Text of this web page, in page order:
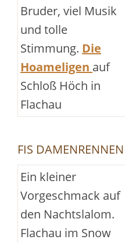
Bruder, viel Musik
und tolle
Stimmung. Die
Hoameligen auf
Schloß Höch in
Flachau
FIS
Ein kleiner
Vorgeschmack auf
den Nachtslalom.
Flachau im Snow